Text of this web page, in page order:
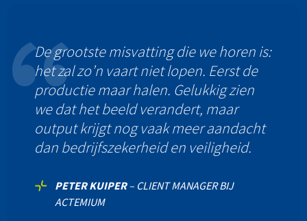
De grootste misvatting die we horen is:
het zal zo’n vaart niet lopen. Eerst de
productie maar halen. Gelukkig zien
we dat het beeld verandert, maar
output krijgt nog vaak meer aandacht
dan bedrijfszekerheid en veiligheid.
PETER KUIPER– CLIENT MANAGER BIJ
ACTEMIUM